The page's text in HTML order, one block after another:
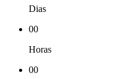
Dias
00
Horas
00